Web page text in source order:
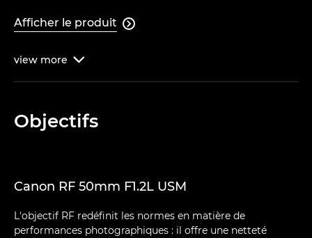
Afficher le produit 
view more 
Objectifs
Canon RF 50mm F1.2L USM
L'objectif RF redéfinit les normes en matière de
performances photographiques : il offre une netteté